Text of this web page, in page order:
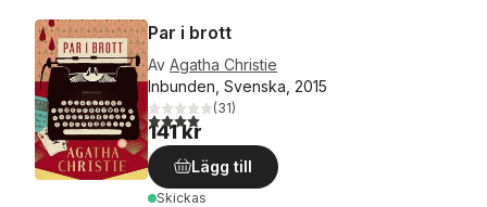
Par i brott
Av Agatha Christie
Inbunden, Svenska, 2015
4,0utav 5 stjärnor. Totalt antal röster:
(31)
141 kr
Lägg till
Skickas